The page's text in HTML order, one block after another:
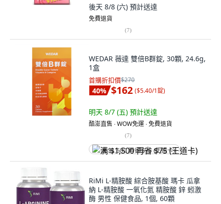
後天 8/8 (六) 預計送達
免費退貨
(7)
WEDAR 薇達 雙倍B群錠, 30顆, 24.6g,
1盒
首購折扣價$270
40% $162 ($5.40/1錠)
明天 8/7 (五) 預計送達
酷澎直售 ∙ WOW免運 ∙ 免費退貨
(7)
满 $1,500 再省 $75 (王道卡)
RiMi L-精胺酸 綜合胺基酸 瑪卡 瓜拿
納 L-精胺酸 一氧化氮 精胺酸 鋅 蚓激
酶 男性 保健食品, 1個, 60顆